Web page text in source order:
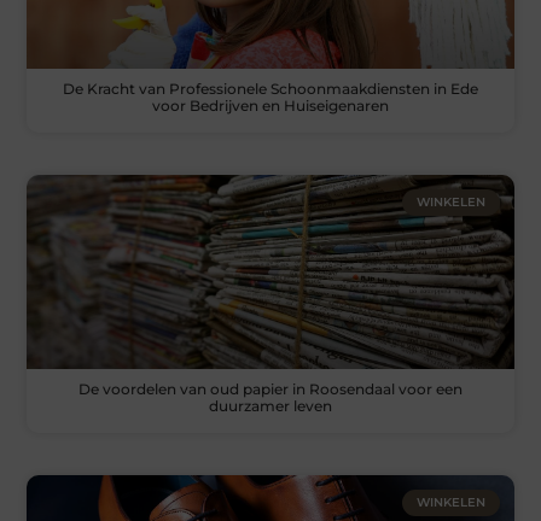
De Kracht van Professionele Schoonmaakdiensten in Ede
voor Bedrijven en Huiseigenaren
WINKELEN
De voordelen van oud papier in Roosendaal voor een
duurzamer leven
WINKELEN